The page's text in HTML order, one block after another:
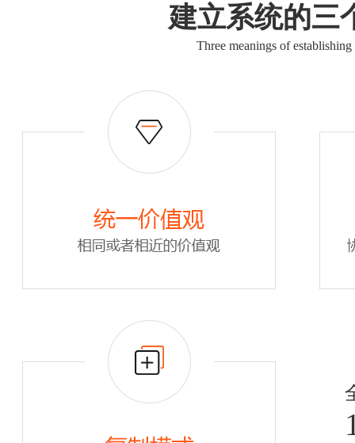
建立系统的三
Three meanings of establishing